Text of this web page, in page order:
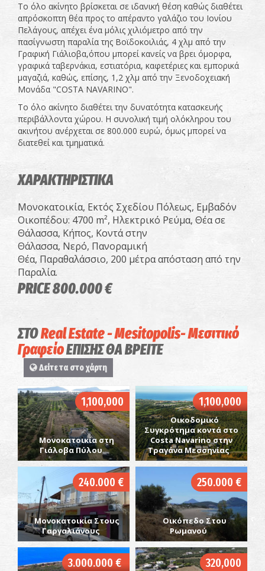
Το όλο ακίνητο βρίσκεται σε ιδανική θέση καθώς διαθέτει
απρόσκοπτη θέα προς το απέραντο γαλάζιο του Ιονίου
Πελάγους, απέχει ένα μόλις χιλιόμετρο από την
πασίγνωστη παραλία της Βοϊδοκοιλιάς, 4 χλμ από την
Γραφική Γιάλιοβα,όπου μπορεί κανείς να βρει όμορφα,
γραφικά ταβερνάκια, εστιατόρια, καφετέριες και εμπορικά
μαγαζιά, καθώς, επίσης, 1,2 χλμ από την Ξενοδοχειακή
Μονάδα "COSTA NAVARINO".
Το όλο ακίνητο διαθέτει την δυνατότητα κατασκευής
περιβάλλοντα χώρου. Η συνολική τιμή ολόκληρου του
ακινήτου ανέρχεται σε 800.000 ευρώ, όμως μπορεί να
διατεθεί και τμηματικά.
ΧΑΡΑΚΤΗΡΙΣΤΙΚΑ
Μονοκατοικία, Εκτός Σχεδίου Πόλεως, Εμβαδόν
Οικοπέδου: 4700 m², Ηλεκτρικό Ρεύμα, Θέα σε
Θάλασσα, Κήπος, Κοντά στην
Θάλασσα, Νερό, Πανοραμική
Θέα, Παραθαλάσσιο, 200 μέτρα απόσταση από την
Παραλία.
PRICE 800.000 €
ΣΤΟReal Estate - Mesitopolis- Μεσιτικό
ΓραφείοΕΠΙΣΗΣ ΘΑ ΒΡΕΙΤΕ
Δείτε τα στο χάρτη
1,100,000
Μονοκατοικία στη
Γιάλοβα Πύλου
1,100,000
Οικοδομικό
Συγκρότημα κοντά στο
Costa Navarino στην
Τραγάνα Μεσσηνίας
240.000 €
Μονοκατοικία Στους
Γαργαλιάνους
250.000 €
Οικόπεδο Στου
Ρωμανού
3.000.000 € 320,000